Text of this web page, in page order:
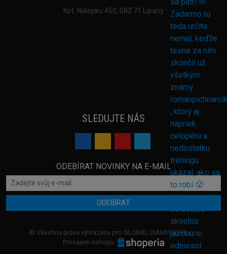
Kpt. Nálepku 450, 082 71 Lipany
SLEDUJTE NÁS
ODEBÍRAT NOVINKY NA E-MAIL
ODEBÍRAT
© Všechna práva vyhrazena pro GLOBAL DIAMONDS s.r.o.
Pronájem eshopu